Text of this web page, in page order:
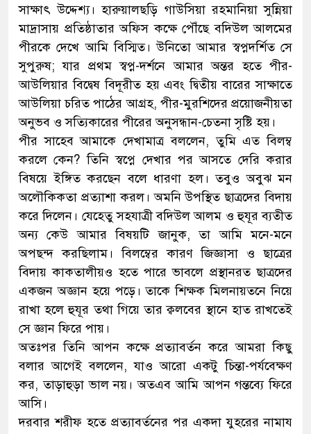
সাক্ষাৎ উদ্দেশ্য। হারুয়ালছড়ি গাউসিয়া রহমানিয়া সুন্নিয়া
মাদ্রাসায় প্রতিষ্ঠাতার অফিস কক্ষে পৌঁছে বদিউল আলমের
পীরকে দেখে আমি বিস্মিত। উনিতো আমার স্বপ্নদর্শিত সে
সুপুরুষ; যার প্রথম স্বপ্ন-দর্শনে আমার অন্তর হতে পীর-
আউলিয়ার বিদ্বেষ বিদূরীত হয় এবং দ্বিতীয় বারের সাক্ষাতে
আউলিয়া চরিত পাঠের আগ্রহ, পীর-মুরশিদের প্রয়োজনীয়তা
অনুভব ও সত্যিকারের পীরের অনুসন্ধান-চেতনা সৃষ্টি হয়।
পীর সাহেব আমাকে দেখামাত্র বললেন, তুমি এত বিলম্ব
করলে কেন? তিনি স্বপ্নে দেখার পর আসতে দেরি করার
বিষয়ে ইঙ্গিত করছেন বলে ধারণা হল। তবুও অবুঝ মন
অলৌকিকতা প্রত্যাশা করল। অমনি উপস্থিত ছাত্রদের বিদায়
করে দিলেন। যেহেতু সহযাত্রী বদিউল আলম ও হুযূর ব্যতীত
অন্য কেউ আমার বিষয়টি জানুক, তা আমি মনে-মনে
অপছন্দ করছিলাম। বিলম্বের কারণ জিজ্ঞাসা ও ছাত্রের
বিদায় কাকতালীয়ও হতে পারে ভাবলে প্রস্থানরত ছাত্রদের
একজন অজ্ঞান হয়ে পড়ে। তাকে শিক্ষক মিলনায়তনে নিয়ে
রাখা হলে হুযূর তথা গিয়ে তার ক্বলবের স্থানে হাত রাখতেই
সে জ্ঞান ফিরে পায়।
অতঃপর তিনি আপন কক্ষে প্রত্যাবর্তন করে আমরা কিছু
বলার আগেই বললেন, যাও আরো একটু চিন্তা-পর্যবেক্ষণ
কর, তাড়াহুড়া ভাল নয়। অতএব আমি আপন গন্তব্যে ফিরে
আসি।
দরবার শরীফ হতে প্রত্যাবর্তনের পর একদা যুহরের নামায